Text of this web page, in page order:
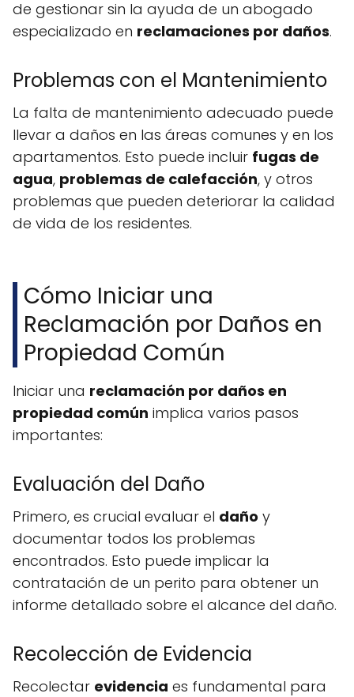
de gestionar sin la ayuda de un abogado
especializado en reclamaciones por daños.
Problemas con el Mantenimiento
La falta de mantenimiento adecuado puede
llevar a daños en las áreas comunes y en los
apartamentos. Esto puede incluir fugas de
agua, problemas de calefacción, y otros
problemas que pueden deteriorar la calidad
de vida de los residentes.
Cómo Iniciar una
Reclamación por Daños en
Propiedad Común
Iniciar una reclamación por daños en
propiedad común implica varios pasos
importantes:
Evaluación del Daño
Primero, es crucial evaluar el daño y
documentar todos los problemas
encontrados. Esto puede implicar la
contratación de un perito para obtener un
informe detallado sobre el alcance del daño.
Recolección de Evidencia
Recolectar evidencia es fundamental para